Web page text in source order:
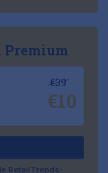
Premium
€39
€10
RetailTrends-